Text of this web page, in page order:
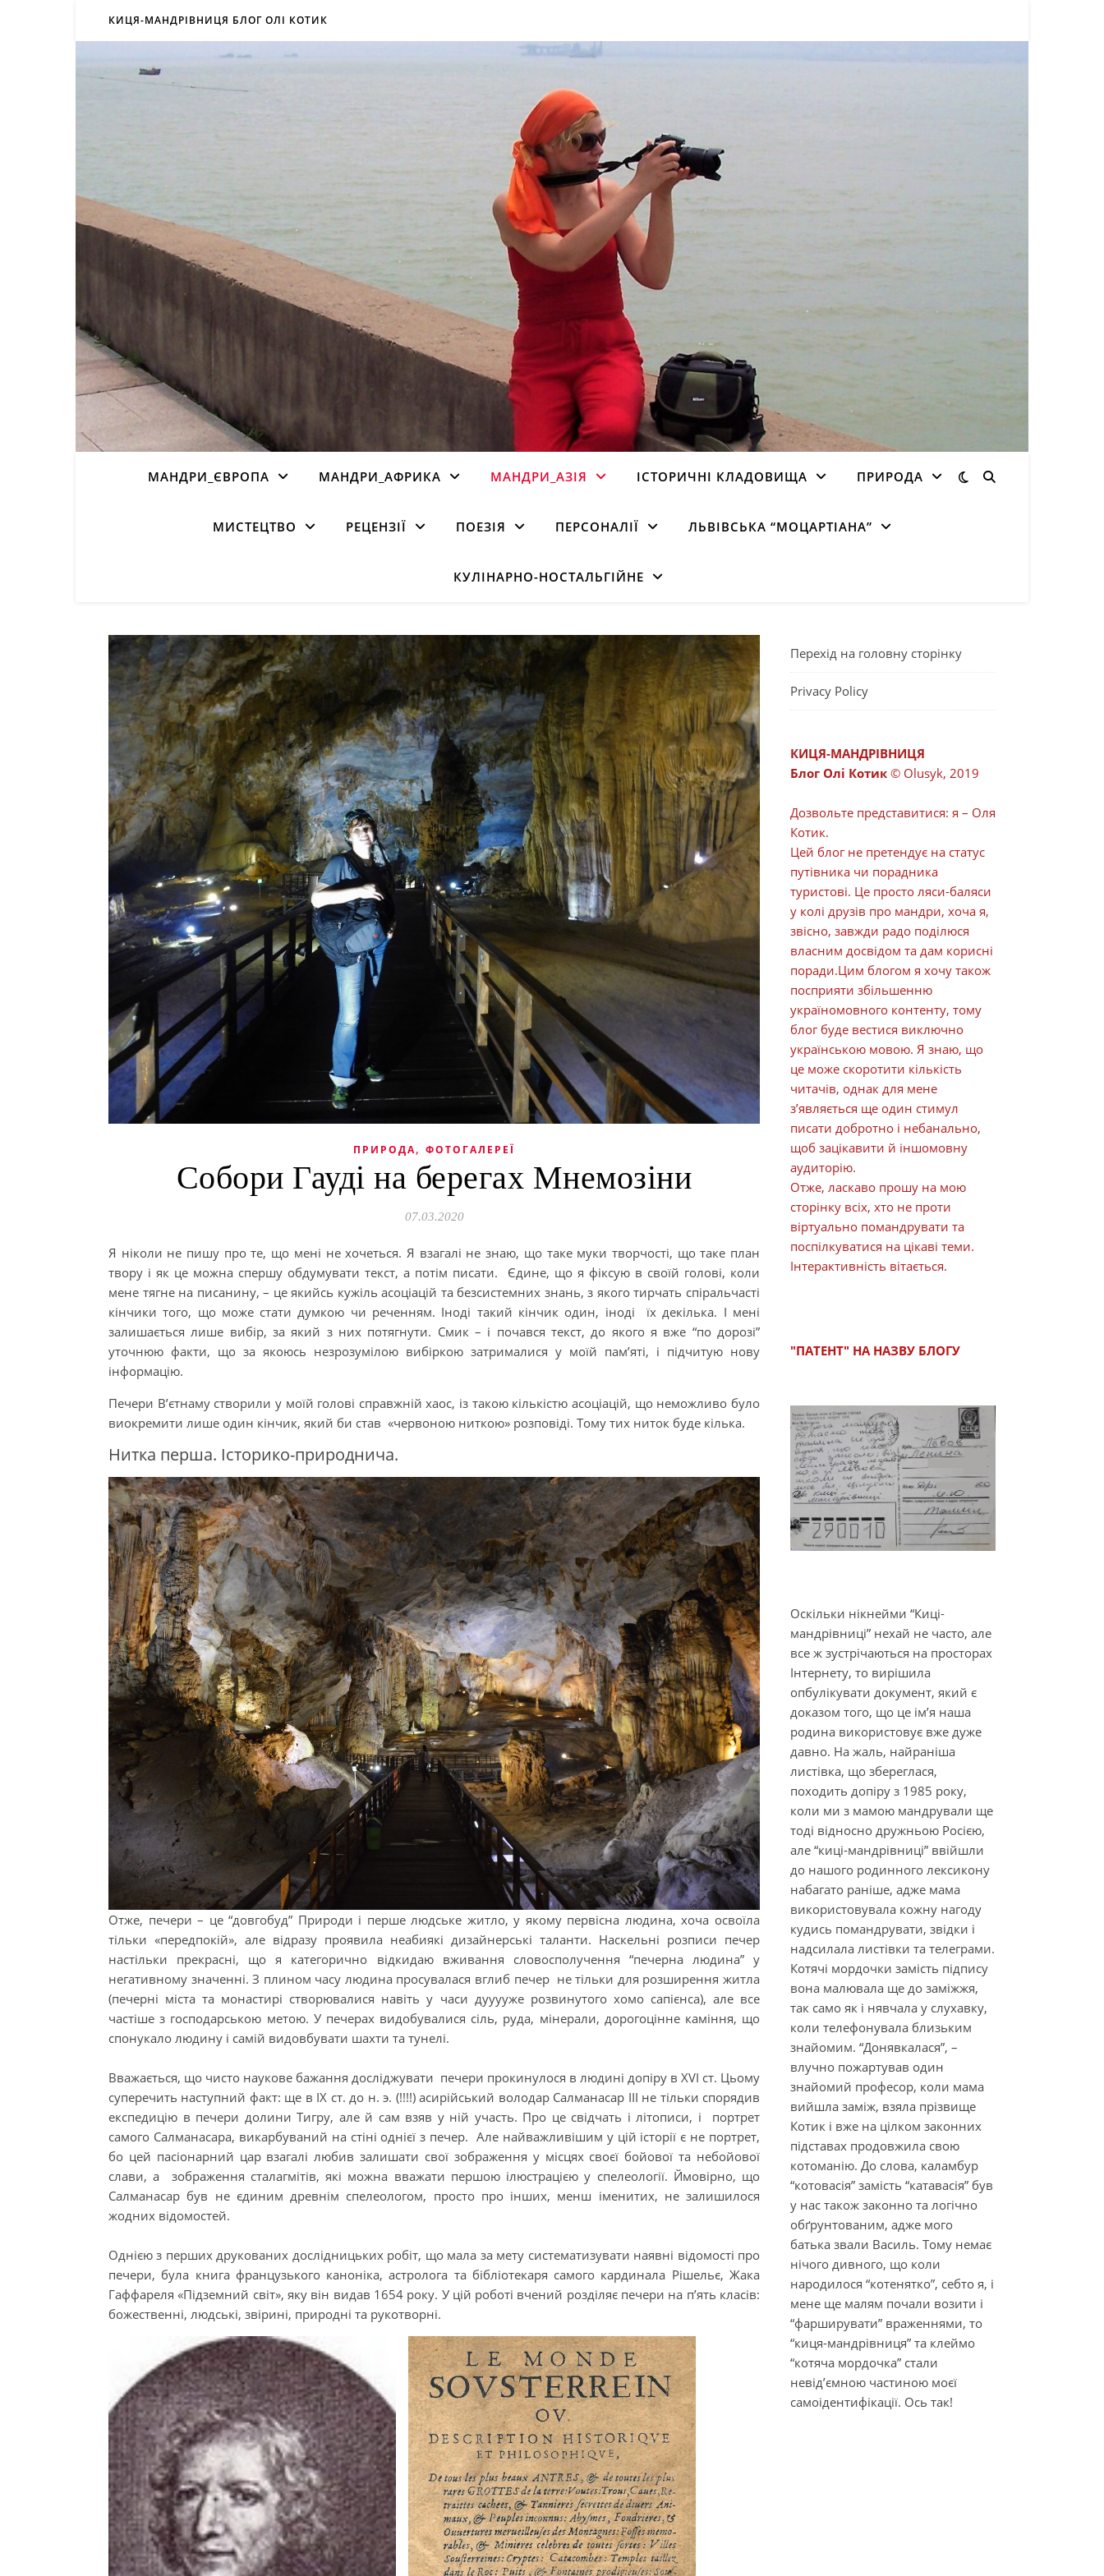
КИЦЯ-МАНДРІВНИЦЯ БЛОГ ОЛІ КОТИК
МАНДРИ_ЄВРОПА МАНДРИ_АФРИКА МАНДРИ_АЗІЯ ІСТОРИЧНІ КЛАДОВИЩА ПРИРОДА
МИСТЕЦТВО РЕЦЕНЗІЇ ПОЕЗІЯ ПЕРСОНАЛІЇ ЛЬВІВСЬКА “МОЦАРТІАНА”
КУЛІНАРНО-НОСТАЛЬГІЙНЕ
ПРИРОДА, ФОТОГАЛЕРЕЇ
Собори Гауді на берегах Мнемозіни
07.03.2020
Я ніколи не пишу про те, що мені не хочеться. Я взагалі не знаю, що таке муки творчості, що таке план
твору і як це можна спершу обдумувати текст, а потім писати. Єдине, що я фіксую в своїй голові, коли
мене тягне на писанину, – це якийсь кужіль асоціацій та безсистемних знань, з якого тирчать спіральчасті
кінчики того, що може стати думкою чи реченням. Іноді такий кінчик один, іноді їх декілька. І мені
залишається лише вибір, за який з них потягнути. Смик – і почався текст, до якого я вже “по дорозі”
уточнюю факти, що за якоюсь незрозумілою вибіркою затрималися у моїй пам’яті, і підчитую нову
інформацію.
Печери В’єтнаму створили у моїй голові справжній хаос, із такою кількістю асоціацій, що неможливо було
виокремити лише один кінчик, який би став «червоною ниткою» розповіді. Тому тих ниток буде кілька.
Нитка перша. Історико-природнича.
Отже, печери – це “довгобуд” Природи і перше людське житло, у якому первісна людина, хоча освоїла
тільки «передпокій», але відразу проявила неабиякі дизайнерські таланти. Наскельні розписи печер
настільки прекрасні, що я категорично відкидаю вживання словосполучення “печерна людина” у
негативному значенні. З плином часу людина просувалася вглиб печер не тільки для розширення житла
(печерні міста та монастирі створювалися навіть у часи дууууже розвинутого хомо сапієнса), але все
частіше з господарською метою. У печерах видобувалися сіль, руда, мінерали, дорогоцінне каміння, що
спонукало людину і самій видовбувати шахти та тунелі.
Вважається, що чисто наукове бажання досліджувати печери прокинулося в людині допіру в XVI ст. Цьому
суперечить наступний факт: ще в IX ст. до н. э. (!!!!) асирійський володар Салманасар ІІІ не тільки спорядив
експедицію в печери долини Тигру, але й сам взяв у ній участь. Про це свідчать і літописи, і портрет
самого Салманасара, викарбуваний на стіні однієї з печер. Але найважливішим у цій історії є не портрет,
бо цей пасіонарний цар взагалі любив залишати свої зображення у місцях своєї бойової та небойової
слави, а зображення сталагмітів, які можна вважати першою ілюстрацією у спелеології. Ймовірно, що
Салманасар був не єдиним древнім спелеологом, просто про інших, менш іменитих, не залишилося
жодних відомостей.
Однією з перших друкованих дослідницьких робіт, що мала за мету систематизувати наявні відомості про
печери, була книга французького каноніка, астролога та бібліотекаря самого кардинала Рішельє, Жака
Гаффареля «Підземний світ», яку він видав 1654 року. У цій роботі вчений розділяє печери на п’ять класів:
божественні, людські, звірині, природні та рукотворні.
Перехід на головну сторінку
Privacy Policy
КИЦЯ-МАНДРІВНИЦЯ
Блог Олі Котик © Olusyk, 2019
Дозвольте представитися: я – Оля
Котик.
Цей блог не претендує на статус
путівника чи порадника
туристові. Це просто ляси-баляси
у колі друзів про мандри, хоча я,
звісно, завжди радо поділюся
власним досвідом та дам корисні
поради.Цим блогом я хочу також
посприяти збільшенню
україномовного контенту, тому
блог буде вестися виключно
українською мовою. Я знаю, що
це може скоротити кількість
читачів, однак для мене
з’являється ще один стимул
писати добротно і небанально,
щоб зацікавити й іншомовну
аудиторію.
Отже, ласкаво прошу на мою
сторінку всіх, хто не проти
віртуально помандрувати та
поспілкуватися на цікаві теми.
Інтерактивність вітається.
"ПАТЕНТ" НА НАЗВУ БЛОГУ
Оскільки нікнейми “Киці-
мандрівниці” нехай не часто, але
все ж зустрічаються на просторах
Інтернету, то вирішила
опбулікувати документ, який є
доказом того, що це ім’я наша
родина використовує вже дуже
давно. На жаль, найраніша
листівка, що збереглася,
походить допіру з 1985 року,
коли ми з мамою мандрували ще
тоді відносно дружньою Росією,
але “киці-мандрівниці” ввійшли
до нашого родинного лексикону
набагато раніше, адже мама
використовувала кожну нагоду
кудись помандрувати, звідки і
надсилала листівки та телеграми.
Котячі мордочки замість підпису
вона малювала ще до заміжжя,
так само як і нявчала у слухавку,
коли телефонувала близьким
знайомим. “Донявкалася”, –
влучно пожартував один
знайомий професор, коли мама
вийшла заміж, взяла прізвище
Котик і вже на цілком законних
підставах продовжила свою
котоманію. До слова, каламбур
“котовасія” замість “катавасія” був
у нас також законно та логічно
обґрунтованим, адже мого
батька звали Василь. Тому немає
нічого дивного, що коли
народилося “котенятко”, себто я, і
мене ще малям почали возити і
“фарширувати” враженнями, то
“киця-мандрівниця” та клеймо
“котяча мордочка” стали
невід’ємною частиною моєї
самоідентифікації. Ось так!